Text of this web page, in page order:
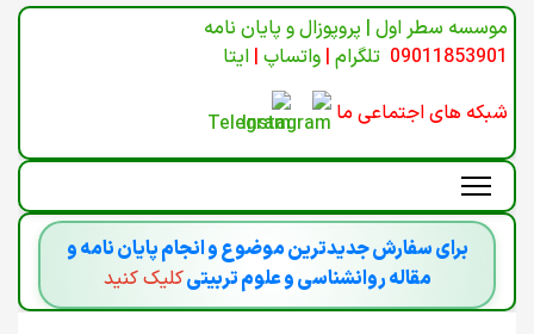
موسسه سطر اول | پروپوزال و پایان نامه
09011853901 تلگرام | واتساپ | ایتا
شبکه های اجتماعی ما
برای سفارش جدیدترین موضوع و انجام پایان نامه و
مقاله روانشناسی و علوم تربیتیکلیک کنید